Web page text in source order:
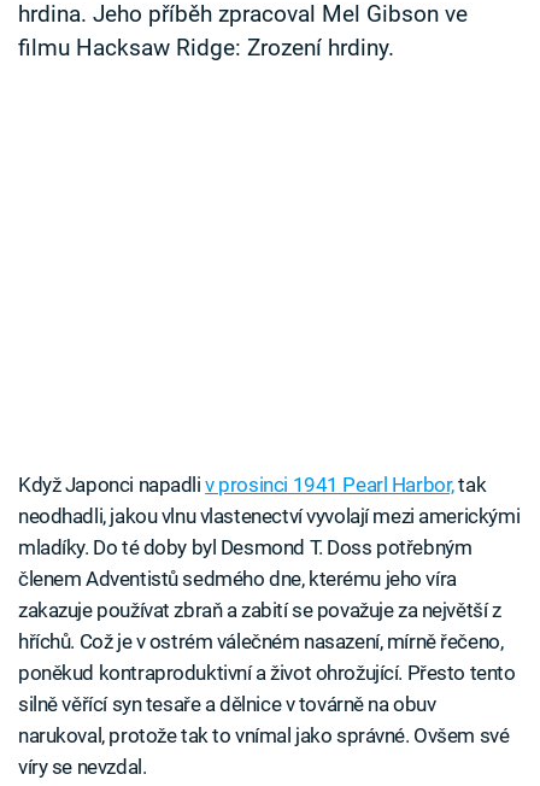
hrdina. Jeho příběh zpracoval Mel Gibson ve
filmu Hacksaw Ridge: Zrození hrdiny.
Když Japonci napadliv prosinci 1941 Pearl Harbor,tak
neodhadli, jakou vlnu vlastenectví vyvolají mezi americkými
mladíky. Do té doby byl Desmond T. Doss potřebným
členem Adventistů sedmého dne, kterému jeho víra
zakazuje používat zbraň a zabití se považuje za největší z
hříchů. Což je v ostrém válečném nasazení, mírně řečeno,
poněkud kontraproduktivní a život ohrožující. Přesto tento
silně věřící syn tesaře a dělnice v továrně na obuv
narukoval, protože tak to vnímal jako správné. Ovšem své
víry se nevzdal.